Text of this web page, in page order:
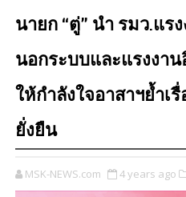
นายก “ตู่” นำ รมว.แร
นอกระบบและแรงงา
ให้กำลังใจอาสาฯย้ำเ
ยั่งยืน
MSK-NEWS.com 4 years ago